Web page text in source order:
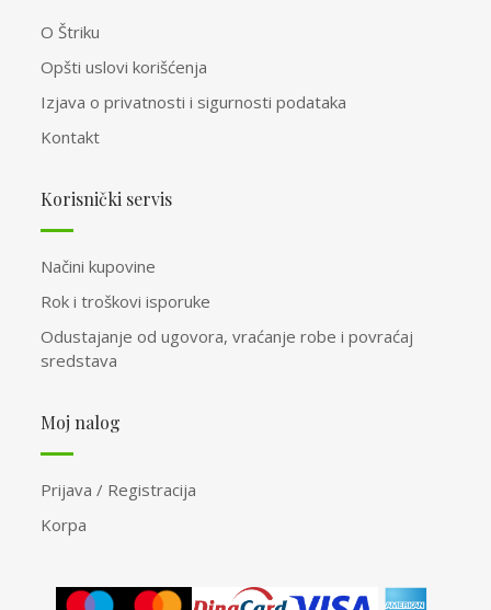
O Štriku
Opšti uslovi korišćenja
Izjava o privatnosti i sigurnosti podataka
Kontakt
Korisnički servis
Načini kupovine
Rok i troškovi isporuke
Odustajanje od ugovora, vraćanje robe i povraćaj
sredstava
Moj nalog
Prijava / Registracija
Korpa